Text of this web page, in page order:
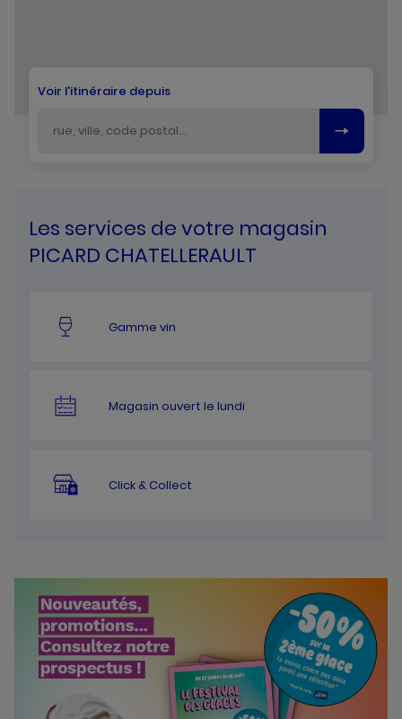
Voir l'itinéraire depuis
Les services de votre magasin
PICARD CHATELLERAULT
Gamme vin
Magasin ouvert le lundi
Click & Collect